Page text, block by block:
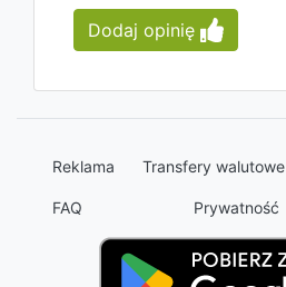
Dodaj opinię
Reklama Transfery walutowe
FAQ Prywatność